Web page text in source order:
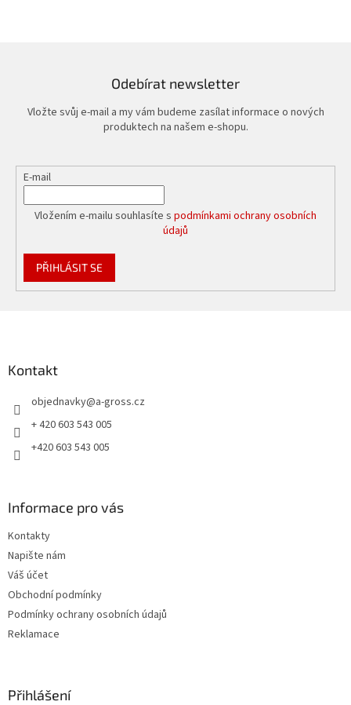
Odebírat newsletter
Vložte svůj e-mail a my vám budeme zasílat informace o nových
produktech na našem e-shopu.
E-mail
Vložením e-mailu souhlasíte s podmínkami ochrany osobních
údajů
PŘIHLÁSIT SE
Kontakt
objednavky@a-gross.cz
+ 420 603 543 005
+420 603 543 005
Informace pro vás
Kontakty
Napište nám
Váš účet
Obchodní podmínky
Podmínky ochrany osobních údajů
Reklamace
Přihlášení